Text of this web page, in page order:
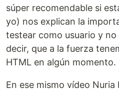
súper recomendable si
yo) nos explican la
testear como usuario y
decir, que a la fuerza
HTML en algún momento.
En ese mismo vídeo